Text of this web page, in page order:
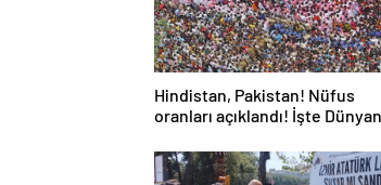
Hindistan, Pakistan! Nüfus
oranları açıklandı! İşte
haritası ülkeler!